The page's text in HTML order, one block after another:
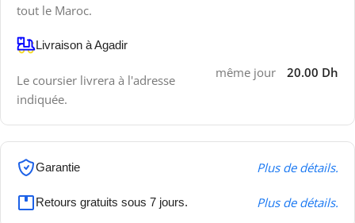
tout le Maroc.
Livraison à Agadir
Le coursier livrera à l'adresse
indiquée.
même jour 20.00 Dh
Garantie Plus de détails.
Retours gratuits sous 7 jours. Plus de détails.